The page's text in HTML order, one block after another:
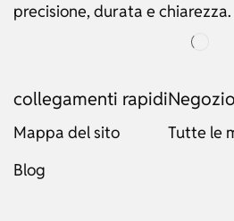
precisione, durata e chiarezza.
collegamenti rapidi
Mappa del sito
Blog
Negozio
Tutte le